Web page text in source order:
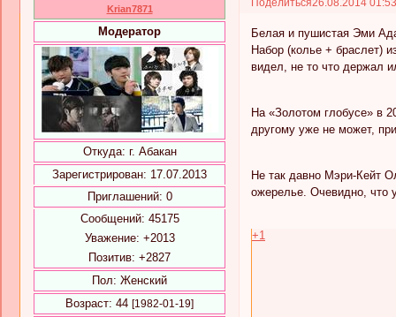
Krian7871
Модератор
Откуда: г. Абакан
Зарегистрирован: 17.07.2013
Приглашений: 0
Сообщений: 45175
Уважение: +2013
Позитив: +2827
Пол: Женский
Возраст: 44 [1982-01-19]
Белая и пушистая Эми
Набор (колье + браслет)
видел, не то что держал
На «Золотом глобусе» в
другому уже не может,
Не так давно Мэри-Кейт
ожерелье. Очевидно, что
+1